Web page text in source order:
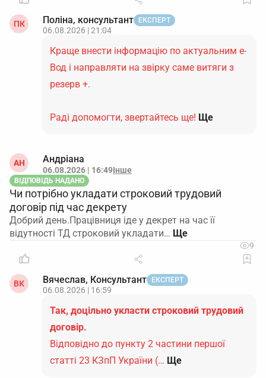
ПК Поліна, консультант ЕКСПЕРТ
06.08.2026 | 21:04
Краще внести інформацію по актуальним е-
Вод і направляти на звірку саме витяги з
резерв +.
Раді допомогти, звертайтесь ще! Ще
АН Андріана
06.08.2026 | 16:49Інше
ВІДПОВІДЬ НАДАНО
Чи потрібно укладати строковий трудовий
договір під час декрету
Добрий день.Працівниця іде у декрет на час її
відутності ТД строковий укладати…
9
ВК Вячеслав, Консультант ЕКСПЕРТ
06.08.2026 | 16:59
Так, доцільно укласти строковий трудовий
договір.
Відповідно до пункту 2 частини першої
статті 23 КЗпП України (… Ще